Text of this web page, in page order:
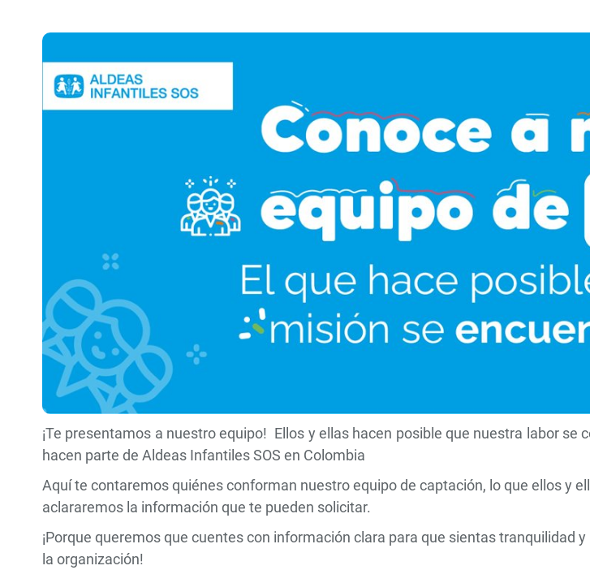
¡Te presentamos a nuestro equipo! Ellos y ellas hacen posible que nuestra labor
hacen parte de Aldeas Infantiles SOS en Colombia
Aquí te contaremos quiénes conforman nuestro equipo de captación, lo que ellos y
aclararemos la información que te pueden solicitar.
¡Porque queremos que cuentes con información clara para que sientas tranquilidad
la organización!